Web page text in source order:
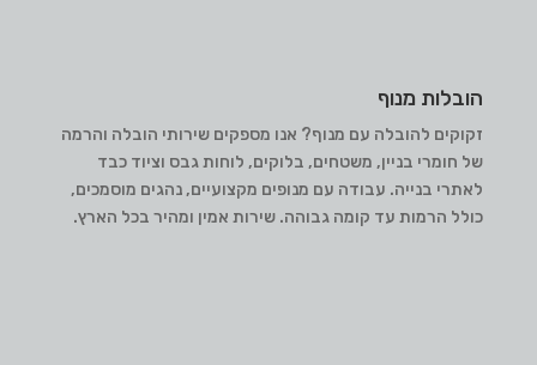
הובלות מנוף
זקוקים להובלה עם מנוף? אנו מספקים שירותי הובלה והרמה
של חומרי בניין, משטחים, בלוקים, לוחות גבס וציוד כבד
לאתרי בנייה. עבודה עם מנופים מקצועיים, נהגים מוסמכים,
כולל הרמות עד קומה גבוהה. שירות אמין ומהיר בכל הארץ.